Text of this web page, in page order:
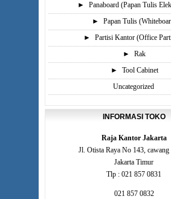
►
Panaboard (Papan Tulis
►
Papan Tulis
►
Partisi Kantor (Office
►
Rak
►
Tool Cabinet
Uncategorized
INFORMASI TOKO
Raja Kantor Jakarta
Jl. Otista Raya No 143, cawang
Jakarta Timur
Tlp : 021 857 0831
021 857 0832